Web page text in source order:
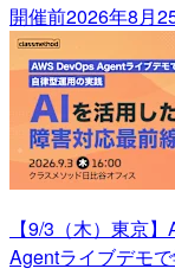
開催前2026年8月
【9/3（木）東京
Agentライブデモ